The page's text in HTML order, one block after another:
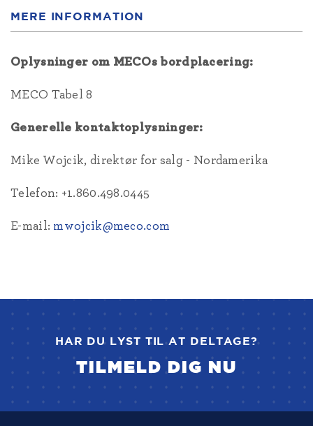
MERE INFORMATION
Oplysninger om MECOs bordplacering:
MECO Tabel 8
Generelle kontaktoplysninger:
Mike Wojcik, direktør for salg - Nordamerika
Telefon: +1.860.498.0445
E-mail: mwojcik@meco.com
HAR DU LYST TIL AT DELTAGE?
TILMELD DIG NU